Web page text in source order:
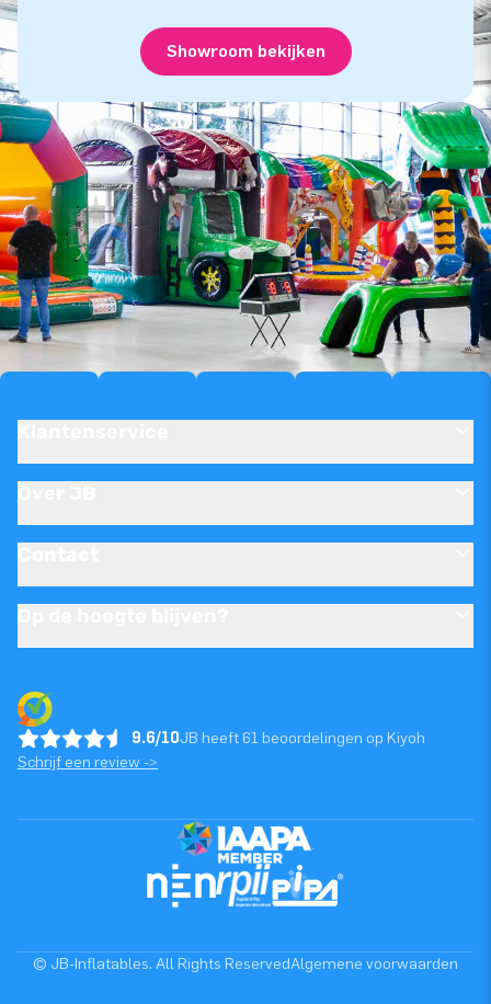
Showroom bekijken
9.6/10JB heeft 61 beoordelingen op Kiyoh
Schrijf een review ->
© JB-Inflatables. All Rights ReservedAlgemene voorwaarden